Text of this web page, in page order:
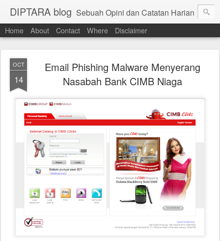
DIPTARA blog Sebuah Opini dan Catatan Harian
Home About Contact Where Disclaimer
OCT
14
Email Phishing Malware Menyerang
Nasabah Bank CIMB Niaga